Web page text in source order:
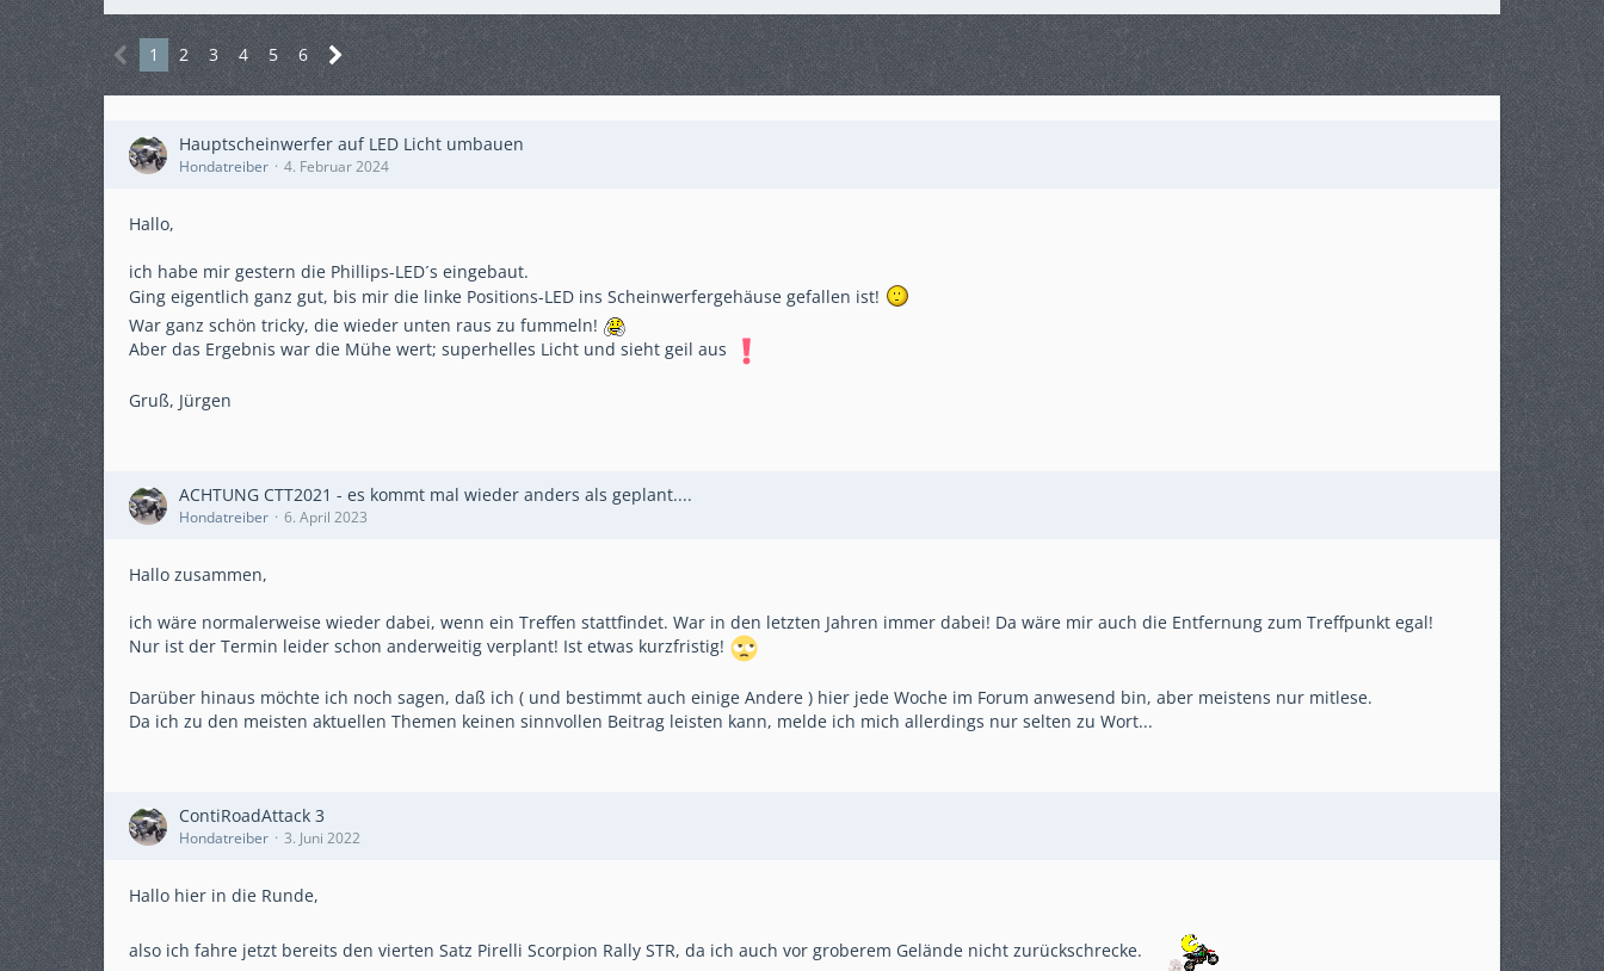
1 2 3 4 5 6
Hauptscheinwerfer auf LED Licht umbauen
Hondatreiber 4. Februar 2024
Hallo,
ich habe mir gestern die Phillips-LED´s eingebaut.
Ging eigentlich ganz gut, bis mir die linke Positions-LED ins Scheinwerfergehäuse gefallen ist!
War ganz schön tricky, die wieder unten raus zu fummeln!
Aber das Ergebnis war die Mühe wert; superhelles Licht und sieht geil aus
Gruß, Jürgen
ACHTUNG CTT2021 - es kommt mal wieder anders als geplant....
Hondatreiber 6. April 2023
Hallo zusammen,
ich wäre normalerweise wieder dabei, wenn ein Treffen stattfindet. War in den letzten Jahren immer dabei! Da wäre mir auch die Entfernung zum Treffpunkt egal!
Nur ist der Termin leider schon anderweitig verplant! Ist etwas kurzfristig!
Darüber hinaus möchte ich noch sagen, daß ich ( und bestimmt auch einige Andere ) hier jede Woche im Forum anwesend bin, aber meistens nur mitlese.
Da ich zu den meisten aktuellen Themen keinen sinnvollen Beitrag leisten kann, melde ich mich allerdings nur selten zu Wort...
ContiRoadAttack 3
Hondatreiber 3. Juni 2022
Hallo hier in die Runde,
also ich fahre jetzt bereits den vierten Satz Pirelli Scorpion Rally STR, da ich auch vor groberem Gelände nicht zurückschrecke.